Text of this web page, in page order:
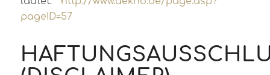
pageID=57